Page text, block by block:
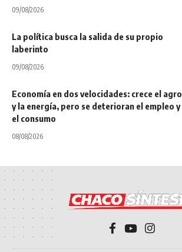
09/08/2026
La política busca la salida de su propio
laberinto
09/08/2026
Economía en dos velocidades: crece el agro
y la energía, pero se deterioran el empleo y
el consumo
08/08/2026